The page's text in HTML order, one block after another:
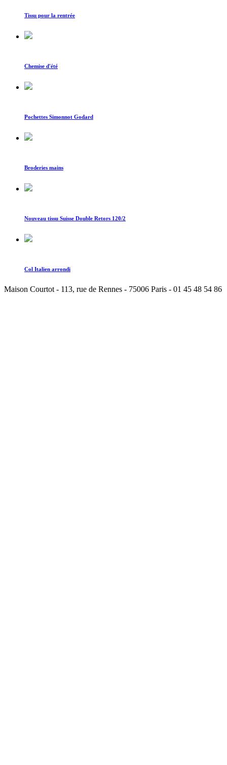
Tissu pour la rentrée
Chemise d'été
Pochettes Simonnot Godard
Broderies mains
Nouveau tissu Suisse Double Retors 120/2
Col Italien arrondi
Maison Courtot - 113, rue de Rennes - 75006 Paris - 01 45 48 54 86